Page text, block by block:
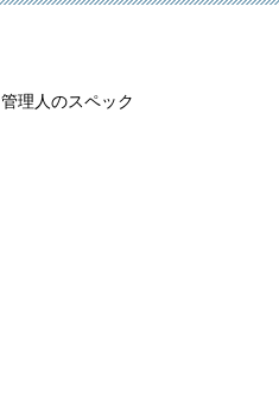
管理人のスペック